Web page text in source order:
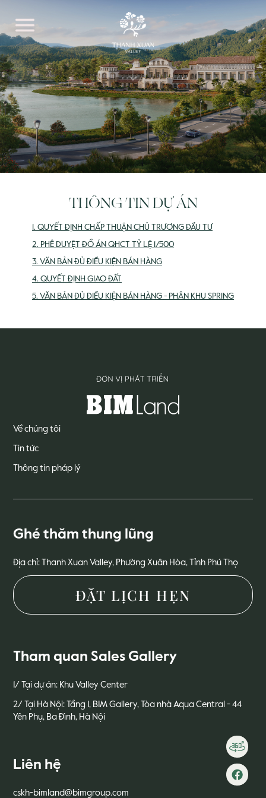
THÔNG TIN DỰ ÁN
1. QUYẾT ĐỊNH CHẤP THUẬN CHỦ TRƯƠNG ĐẦU TƯ
2. PHÊ DUYỆT ĐỒ ÁN QHCT TỶ LỆ 1/500
3. VĂN BẢN ĐỦ ĐIỀU KIỆN BÁN HÀNG
4. QUYẾT ĐỊNH GIAO ĐẤT
5. VĂN BẢN ĐỦ ĐIỀU KIỆN BÁN HÀNG - PHÂN KHU SPRING
Về chúng tôi
Tin tức
Thông tin pháp lý
Ghé thăm thung lũng
Địa chỉ: Thanh Xuan Valley, Phường Xuân Hòa, Tỉnh Phú Thọ
ĐẶT LỊCH HẸN
Tham quan Sales Gallery
1/ Tại dự án: Khu Valley Center
2/ Tại Hà Nội: Tầng 1, BIM Gallery, Tòa nhà Aqua Central - 44
Yên Phụ, Ba Đình, Hà Nội
Liên hệ
cskh-bimland@bimgroup.com